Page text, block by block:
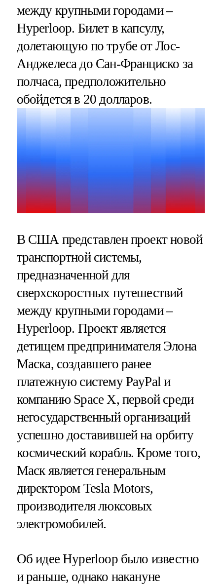
между крупными городами –
Hyperloop. Билет в капсулу,
долетающую по трубе от Лос-
Анджелеса до Сан-Франциско за
полчаса, предположительно
обойдется в 20 долларов.
В США представлен проект новой
транспортной системы,
предназначенной для
сверхскоростных путешествий
между крупными городами –
Hyperloop. Проект является
детищем предпринимателя Элона
Маска, создавшего ранее
платежную систему PayPal и
компанию Space X, первой среди
негосударственный организаций
успешно доставившей на орбиту
космический корабль. Кроме того,
Маск является генеральным
директором Tesla Motors,
производителя люксовых
электромобилей.
Об идее Hyperloop было известно
и раньше, однако накануне